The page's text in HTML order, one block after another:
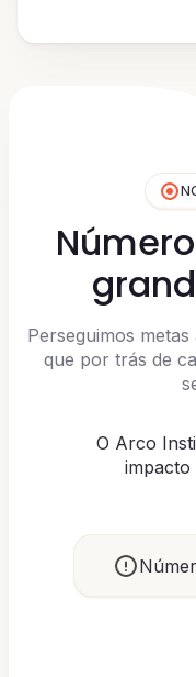
Perseguimos
que por trás de
O Arco
impacto